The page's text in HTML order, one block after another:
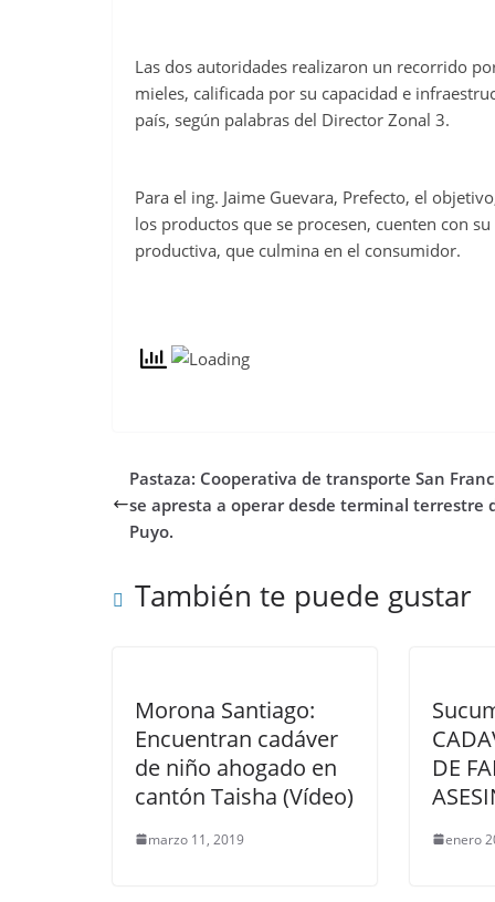
Las dos autoridades realizaron un recorrido
mieles, calificada por su capacidad e
país, según palabras del Director Zonal 3.
Para el ing. Jaime Guevara, Prefecto, el
los productos que se procesen, cuenten con
productiva, que culmina en el consumidor.
Pastaza: Cooperativa de transporte San
se apresta a operar desde terminal terrestre
Puyo.
También te puede gustar
Morona Santiago:
Encuentran cadáver
de niño ahogado en
cantón Taisha (Vídeo)
marzo 11, 2019
DE
enero